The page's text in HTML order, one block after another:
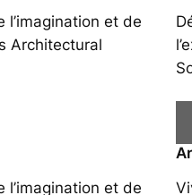
l’imagination et de
Architectural
l’imagination et de